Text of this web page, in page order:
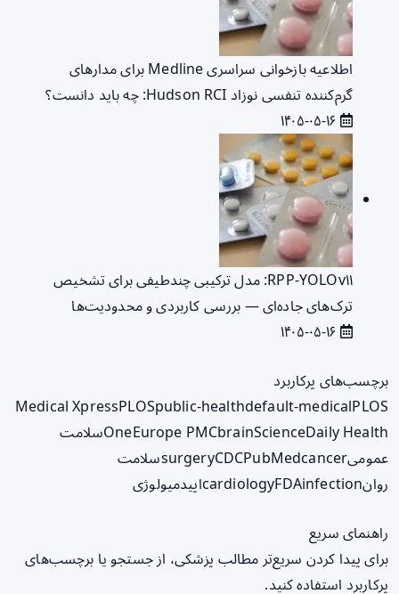
اطلاعیه بازخوانی سراسری Medline برای مدارهای
گرم‌کننده تنفسی نوزاد Hudson RCI: چه باید دانست؟
RPP‑YOLOv۱۱: مدل ترکیبی چندطیفی برای تشخیص
ترک‌های جاده‌ای — بررسی کاربردی و محدودیت‌ها
برچسب‌های پرکاربرد
Medical XpressPLOSpublic-healthdefault-medicalPLOS
OneEurope PMCbrainScienceDaily Health
سلامت
عمومی
surgeryCDCPubMedcancer
سلامت
روان
cardiologyFDAinfection اپیدمیولوژی
راهنمای سریع
برای پیدا کردن سریع‌تر مطالب پزشکی، از جستجو یا برچسب‌های
پرکاربرد استفاده کنید.